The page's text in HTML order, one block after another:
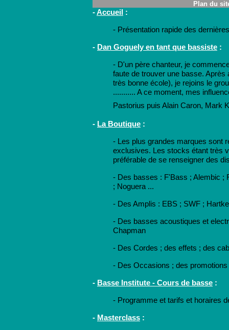
Plan du
-Accueil :
- Présentation rapide des
- Dan Goguely en tant que bassiste :
- D'un père chanteur, je
faute de trouver une basse. Après
très bonne école), je rejoins le
........... A ce moment, mes
Pastorius puis Alain Caron, Mark
- La Boutique :
- Les plus grandes marques sont
exclusives. Les stocks étant très
préférable de se renseigner des
- Des basses : F'Bass ; Alembic ;
; Noguera ...
- Des Amplis : EBS ; SWF ;
- Des basses acoustiques et
Chapman
- Des Cordes ; des effets ; des
- Des Occasions ; des promotions
- Basse Institute - Cours de basse :
- Programme et tarifs et horaires
- Masterclass :